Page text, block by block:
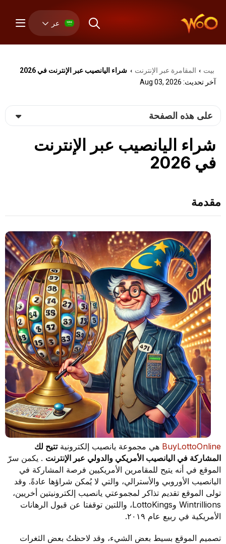
عر
بيت › المقامرة عبر الإنترنت › شراء اليانصيب عبر الإنترنت في 2026
آخر تحديث: Aug 03, 2026
على هذه الصفحة
شراء اليانصيب عبر الإنترنت
في 2026
مقدمة
BuyLottoOnlineهي مجموعة يانصيب إلكترونيةتتيح لك
المشاركة في اليانصيب الأمريكي والدولي عبر الإنترنت. يكمن سرّ
الموقع في أنه يتيح للمقامرين الأمريكيين فرصة المشاركة في
اليانصيب الأوروبي والأسترالي، والتي لا يُمكن شراؤها عادةً. وقد
تولى الموقع تقديم تذاكر لمجموعتي يانصيب إلكترونيتين أخريين،
Wintrillions وLottoKings، واللتين توقفتا عن قبول الرهانات
الأمريكية في ربيع عام ٢٠١٩.
تصميم الموقع بسيط بعض الشيء، وقد لاحظتُ بعض الثغرات